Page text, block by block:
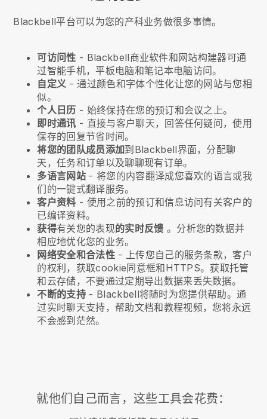
Blackbell平台可以为您的产科业务做很多事情。
可访问性 - Blackbell商业软件和网站构建器可通
过智能手机，平板电脑和笔记本电脑访问。
自定义 - 通过颜色和字体个性化让您的网站与您相
似。
个人日历 - 始终保持在您的预订和会议之上。
即时通讯 - 直接与客户聊天，回答任何疑问，使用
保存的回复节省时间。
将您的团队成员添加到 Blackbell界面，分配聊
天，任务和订单以及聊聊现有订单。
多语言网站 - 将您的内容翻译成您喜欢的语言或我
们的一键式翻译服务。
客户资料 - 使用之前的预订和信息访问有关客户的
已编译资料。
获得有关您的表现的实时反馈 。分析您的数据并
相应地优化您的业务。
网络安全和合法性- 上传您自己的服务条款，客户
的权利，获取cookie同意框和HTTPS。获取托管
和云存储，不要通过定期导出数据来丢失数据。
不断的支持 - Blackbell将随时为您提供帮助。通
过实时聊天支持，帮助文档和教程视频，您将永远
不会感到茫然。
就他们自己而言，这些工具会花费：